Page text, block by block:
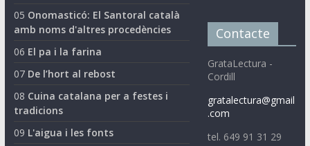
05 Onomasticó: El Santoral català
amb noms d'altres procedències
06 El pa i la farina
07 De l’hort al rebost
08 Cuina catalana per a festes i
tradicions
09 L'aigua i les fonts
Contacte
GrataLectura -
Cordill
gratalectura@gmail
.com
tel. 649 91 31 29